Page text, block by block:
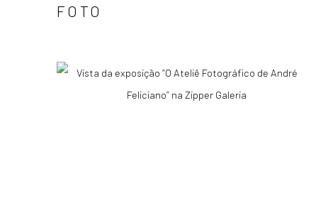
FOTO
Vista da exposição “O Ateliê Fotográfico de André
Feliciano” na Zipper Galeria